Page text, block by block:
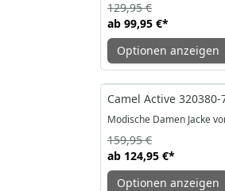
ab 99,95 €*
129,95 €
Optionen anzeigen
-22%
Camel Active 320380-
Modische Damen Jacke
ab 124,95 €*
159,95 €
Optionen anzeigen